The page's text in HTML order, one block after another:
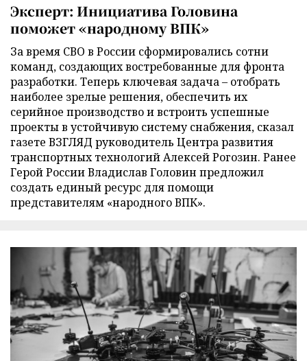
Эксперт: Инициатива Головина
поможет «народному ВПК»
За время СВО в России сформировались сотни
команд, создающих востребованные для фронта
разработки. Теперь ключевая задача – отобрать
наиболее зрелые решения, обеспечить их
серийное производство и встроить успешные
проекты в устойчивую систему снабжения, сказал
газете ВЗГЛЯД руководитель Центра развития
транспортных технологий Алексей Рогозин. Ранее
Герой России Владислав Головин предложил
создать единый ресурс для помощи
представителям «народного ВПК».